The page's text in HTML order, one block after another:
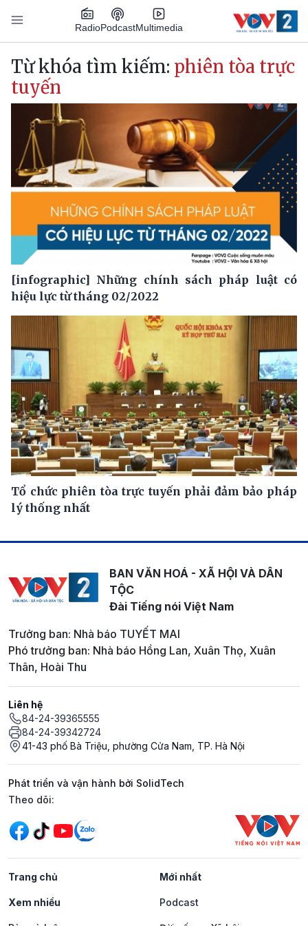
Nhảy đến nội dung
RadioPodcastMultimedia
Main navigation
Từ khóa tìm kiếm: phiên tòa trực
tuyến
[infographic] Những chính sách pháp luật có
hiệu lực từ tháng 02/2022
Tổ chức phiên tòa trực tuyến phải đảm bảo pháp
lý thống nhất
BAN VĂN HOÁ - XÃ HỘI VÀ DÂN
TỘC
Đài Tiếng nói Việt Nam
Trưởng ban: Nhà báo TUYẾT MAI
Phó trưởng ban: Nhà báo Hồng Lan, Xuân Thọ, Xuân
Thân, Hoài Thu
Liên hệ
84-24-39365555
84-24-39342724
41-43 phố Bà Triệu, phường Cửa Nam, TP. Hà Nội
Phát triển và vận hành bởi SolidTech
Mạng xã hội
Theo dõi:
Trang chủ Mới nhất
Xem nhiều Podcast